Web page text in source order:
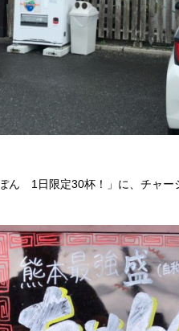
ん 1日限定30杯！」に、チャー